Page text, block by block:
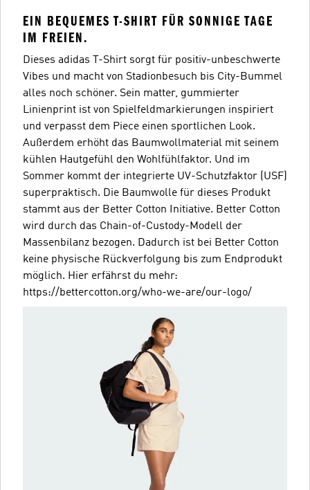
EIN BEQUEMES T-SHIRT FÜR SONNIGE TAGE
IM FREIEN.
Dieses adidas T-Shirt sorgt für positiv-unbeschwerte
Vibes und macht von Stadionbesuch bis City-Bummel
alles noch schöner. Sein matter, gummierter
Linienprint ist von Spielfeldmarkierungen inspiriert
und verpasst dem Piece einen sportlichen Look.
Außerdem erhöht das Baumwollmaterial mit seinem
kühlen Hautgefühl den Wohlfühlfaktor. Und im
Sommer kommt der integrierte UV-Schutzfaktor (USF)
superpraktisch. Die Baumwolle für dieses Produkt
stammt aus der Better Cotton Initiative. Better Cotton
wird durch das Chain-of-Custody-Modell der
Massenbilanz bezogen. Dadurch ist bei Better Cotton
keine physische Rückverfolgung bis zum Endprodukt
möglich. Hier erfährst du mehr:
https://bettercotton.org/who-we-are/our-logo/